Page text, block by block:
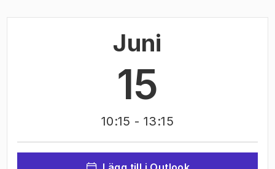
Juni
15
10:15 - 13:15